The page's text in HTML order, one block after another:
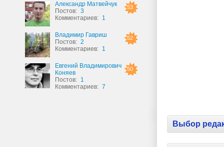
53
Александр Матвейчук
Постов: 3
Комментариев: 1
52
Владимир Гавриш
Постов: 2
Комментариев: 1
50
Евгений Владимирович
Коняев
Постов: 1
Комментариев: 7
Выбор